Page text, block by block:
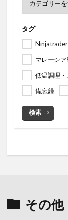
タグ
Ninjatrader
マレーシア
低温調理
備忘録
検索
その他